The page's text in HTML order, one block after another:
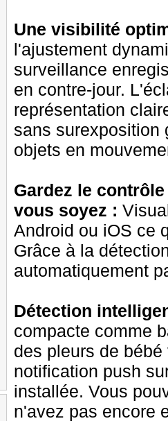
Une visibilité
l'ajustement
surveillance
en contre-jour.
représentation
sans surexposition
objets en
Gardez le
vous soyez :
Android ou iOS ce
Grâce à la
automatiquement
Détection
compacte comme
des pleurs de
notification push
installée. Vous
n'avez pas encore